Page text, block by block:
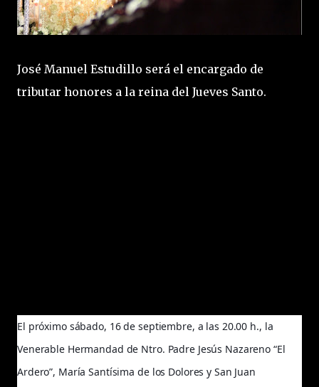
José Manuel Estudillo será el encargado de
tributar honores a la reina del Jueves Santo.
El próximo sábado, 16 de septiembre, a las 20.00 h., la
Venerable Hermandad de Ntro. Padre Jesús Nazareno “El
Ardero”, María Santísima de los Dolores y San Juan